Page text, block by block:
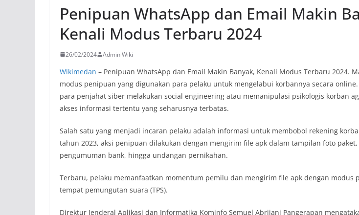
Penipuan WhatsApp dan Email Makin
Kenali Modus Terbaru 2024
26/02/2024 Admin Wiki
Wikimedan – Penipuan WhatsApp dan Email Makin Banyak, Kenali Modus Terbaru 2024.
modus penipuan yang digunakan para pelaku untuk mengelabui korbannya secara online.
para penjahat siber melakukan social engineering atau memanipulasi psikologis korban
akses informasi tertentu yang seharusnya terbatas.
Salah satu yang menjadi incaran pelaku adalah informasi untuk membobol rekening
tahun 2023, aksi penipuan dilakukan dengan mengirim file apk dalam tampilan foto
pengumuman bank, hingga undangan pernikahan.
Terbaru, pelaku memanfaatkan momentum pemilu dan mengirim file apk dengan modus
tempat pemungutan suara (TPS).
Direktur Jenderal Aplikasi dan Informatika Kominfo Semuel Abrijani Pangerapan